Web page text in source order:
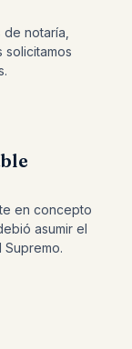
notaría,
solicitamos
en concepto
asumir el